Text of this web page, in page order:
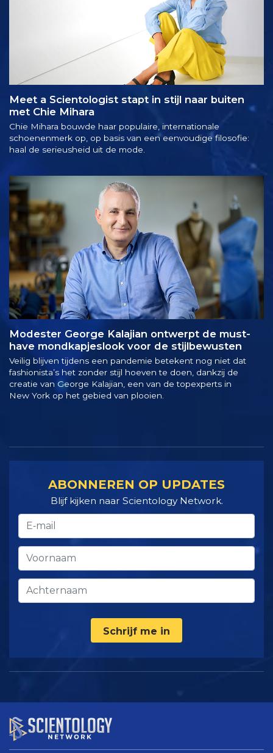
Meet a Scientologist stapt in stijl naar buiten
met Chie Mihara
Chie Mihara bouwde haar populaire, internationale
schoenenmerk op, op basis van een eenvoudige filosofie:
haal de serieusheid uit de mode.
Mode­ster George Kalajian ontwerpt de must-
have mondkapjeslook voor de stijlbewusten
Veilig blijven tijdens een pandemie betekent nog niet dat
fashionista’s het zonder stijl hoeven te doen, dankzij de
creatie van George Kalajian, een van de topexperts in
New York op het gebied van plooien.
ABONNEREN OP UPDATES
Blijf kijken naar Scientology Network.
Schrijf me in